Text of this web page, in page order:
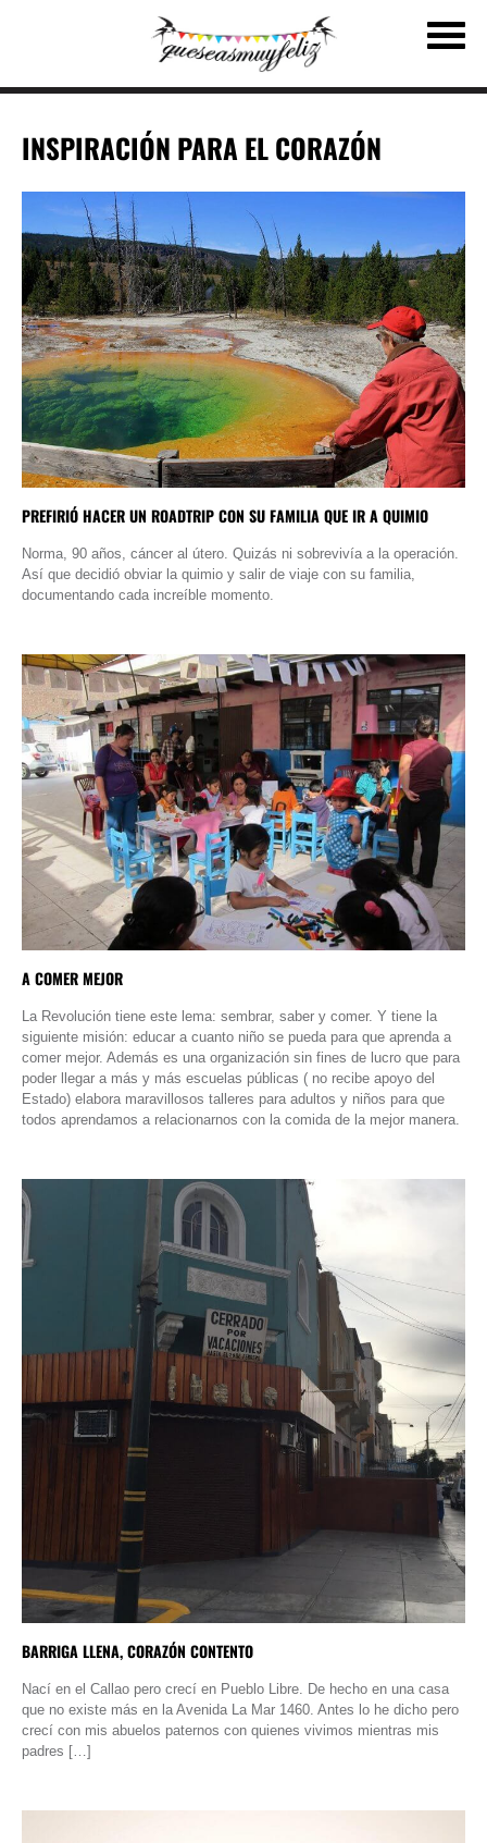
INSPIRACIÓN PARA EL CORAZÓN
PREFIRIÓ HACER UN ROADTRIP CON SU FAMILIA QUE IR A QUIMIO
Norma, 90 años, cáncer al útero. Quizás ni sobrevivía a la operación.
Así que decidió obviar la quimio y salir de viaje con su familia,
documentando cada increíble momento.
A COMER MEJOR
La Revolución tiene este lema: sembrar, saber y comer. Y tiene la
siguiente misión: educar a cuanto niño se pueda para que aprenda a
comer mejor. Además es una organización sin fines de lucro que para
poder llegar a más y más escuelas públicas ( no recibe apoyo del
Estado) elabora maravillosos talleres para adultos y niños para que
todos aprendamos a relacionarnos con la comida de la mejor manera.
BARRIGA LLENA, CORAZÓN CONTENTO
Nací en el Callao pero crecí en Pueblo Libre. De hecho en una casa
que no existe más en la Avenida La Mar 1460. Antes lo he dicho pero
crecí con mis abuelos paternos con quienes vivimos mientras mis
padres […]